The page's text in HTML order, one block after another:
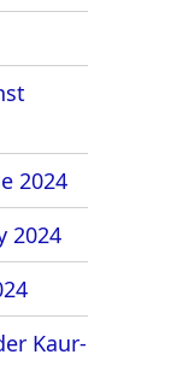
2024
2024
Kaur-